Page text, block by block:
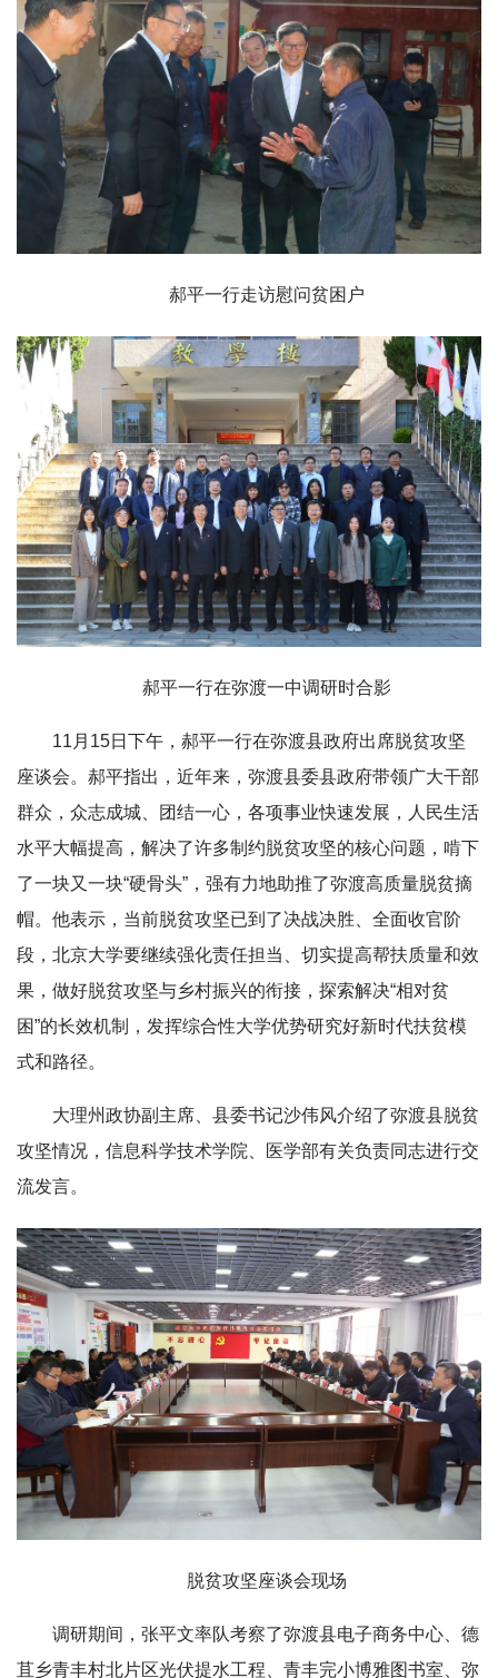
郝平一行走访慰问贫困户
郝平一行在弥渡一中调研时合影
11月15日下午，郝平一行在弥渡县政府出席脱贫攻坚
座谈会。郝平指出，近年来，弥渡县委县政府带领广大干部
群众，众志成城、团结一心，各项事业快速发展，人民生活
水平大幅提高，解决了许多制约脱贫攻坚的核心问题，啃下
了一块又一块“硬骨头”，强有力地助推了弥渡高质量脱贫摘
帽。他表示，当前脱贫攻坚已到了决战决胜、全面收官阶
段，北京大学要继续强化责任担当、切实提高帮扶质量和效
果，做好脱贫攻坚与乡村振兴的衔接，探索解决“相对贫
困”的长效机制，发挥综合性大学优势研究好新时代扶贫模
式和路径。
大理州政协副主席、县委书记沙伟风介绍了弥渡县脱贫
攻坚情况，信息科学技术学院、医学部有关负责同志进行交
流发言。
脱贫攻坚座谈会现场
调研期间，张平文率队考察了弥渡县电子商务中心、德
苴乡青丰村北片区光伏提水工程、青丰完小博雅图书室、弥